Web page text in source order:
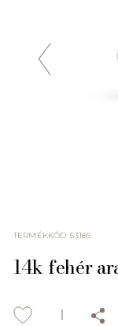
TERMÉKKÓD:53185
14k fehér